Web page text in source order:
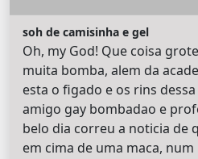
soh de camisinha e gel
Oh, my God! Que coisa
muita bomba, alem da
esta o figado e os rins
amigo gay bombadao e
belo dia correu a noticia de
em cima de uma maca,